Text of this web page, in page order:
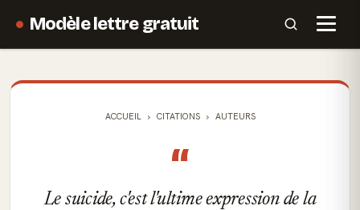
Modèle lettre gratuit
ACCUEIL CITATIONS AUTEURS
“
Le suicide, c'est l'ultime expression de la